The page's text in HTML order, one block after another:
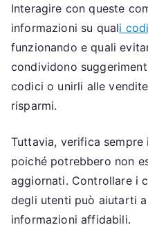
Interagire con queste
informazioni su quali
funzionando e quali
condividono
codici o unirli alle
risparmi.
Tuttavia, verifica
poiché potrebbero non
aggiornati. Controllare i
degli utenti può aiutarti
informazioni affidabili.